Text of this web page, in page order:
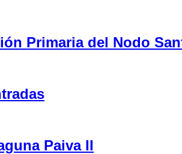
Primaria del Nodo
Paiva II